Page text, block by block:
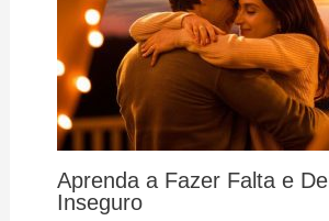
Aprenda a Fazer Falta e
Inseguro